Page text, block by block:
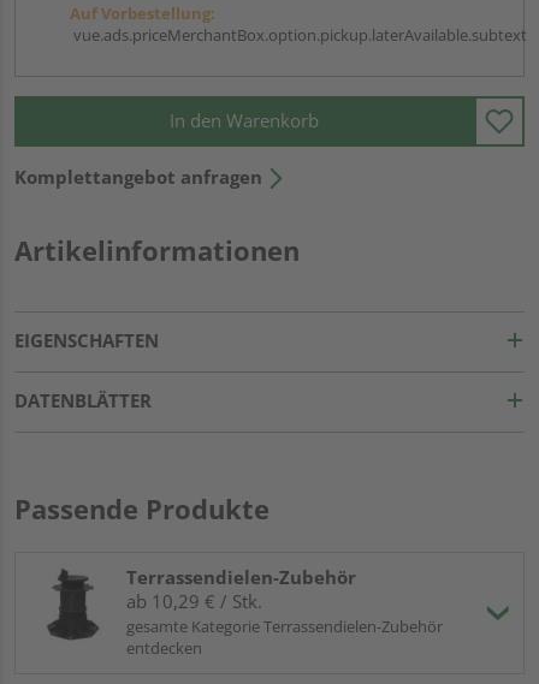
Auf Vorbestellung:
vue.ads.priceMerchantBox.option.pickup.laterAvailable.subtext
In den Warenkorb
Komplettangebot anfragen
Artikelinformationen
EIGENSCHAFTEN
DATENBLÄTTER
Passende Produkte
Terrassendielen-Zubehör
ab 10,29 € / Stk.
gesamte Kategorie Terrassendielen-Zubehör
entdecken